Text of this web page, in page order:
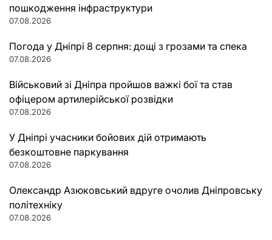
пошкодження інфраструктури
07.08.2026
Погода у Дніпрі 8 серпня: дощі з грозами та спека
07.08.2026
Військовий зі Дніпра пройшов важкі бої та став
офіцером артилерійської розвідки
07.08.2026
У Дніпрі учасники бойових дій отримають
безкоштовне паркування
07.08.2026
Олександр Азюковський вдруге очолив Дніпровську
політехніку
07.08.2026